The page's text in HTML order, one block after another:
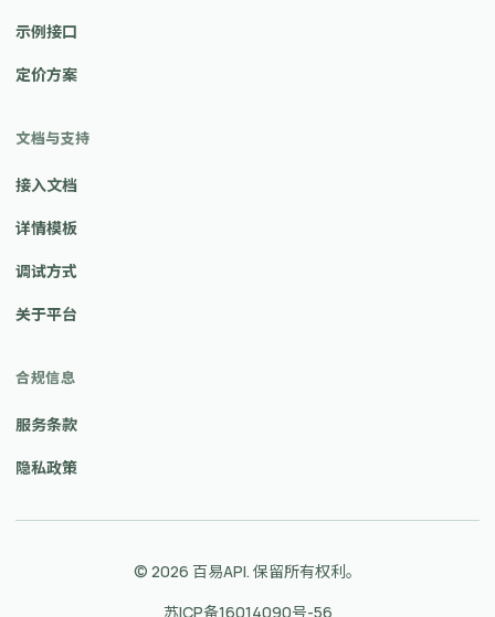
示例接口
定价方案
文档与支持
接入文档
详情模板
调试方式
关于平台
合规信息
服务条款
隐私政策
© 2026 百易API. 保留所有权利。
苏ICP备16014090号-56